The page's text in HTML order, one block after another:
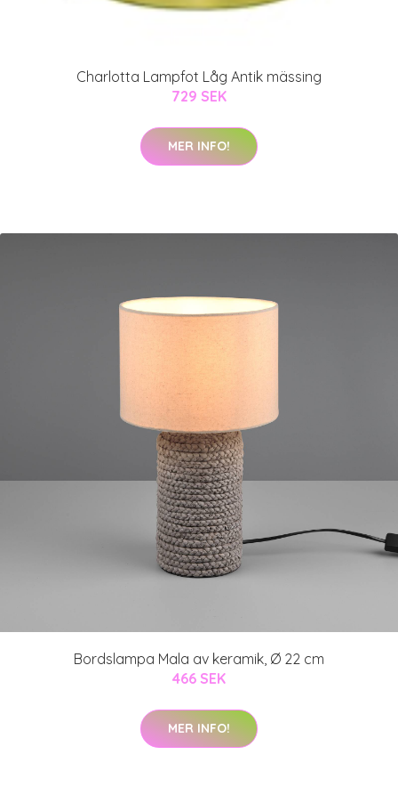
Charlotta Lampfot Låg Antik mässing
729 SEK
MER INFO!
Bordslampa Mala av keramik, Ø 22 cm
466 SEK
MER INFO!